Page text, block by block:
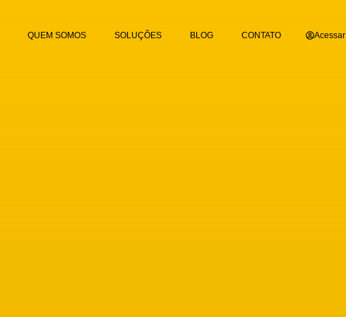
QUEM SOMOS SOLUÇÕES BLOG CONTATO Acessar